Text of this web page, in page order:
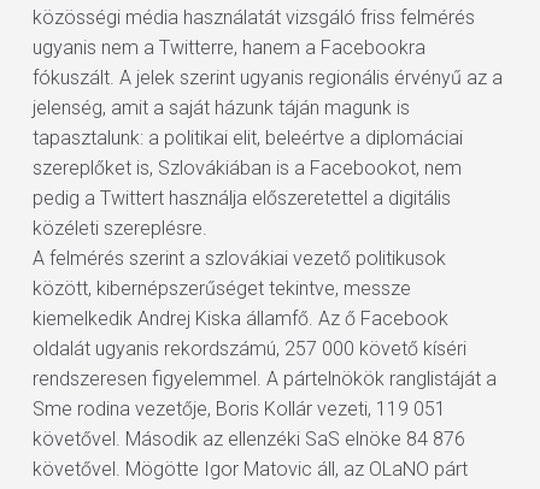
közösségi média használatát vizsgáló friss felmérés
ugyanis nem a Twitterre, hanem a Facebookra
fókuszált. A jelek szerint ugyanis regionális érvényű az a
jelenség, amit a saját házunk táján magunk is
tapasztalunk: a politikai elit, beleértve a diplomáciai
szereplőket is, Szlovákiában is a Facebookot, nem
pedig a Twittert használja előszeretettel a digitális
közéleti szereplésre.
A felmérés szerint a szlovákiai vezető politikusok
között, kibernépszerűséget tekintve, messze
kiemelkedik Andrej Kiska államfő. Az ő Facebook
oldalát ugyanis rekordszámú, 257 000 követő kíséri
rendszeresen figyelemmel. A pártelnökök ranglistáját a
Sme rodina vezetője, Boris Kollár vezeti, 119 051
követővel. Második az ellenzéki SaS elnöke 84 876
követővel. Mögötte Igor Matovic áll, az OLaNO párt